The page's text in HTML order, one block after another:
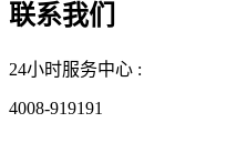
联系我们
24小时服务中心 :
4008-919191